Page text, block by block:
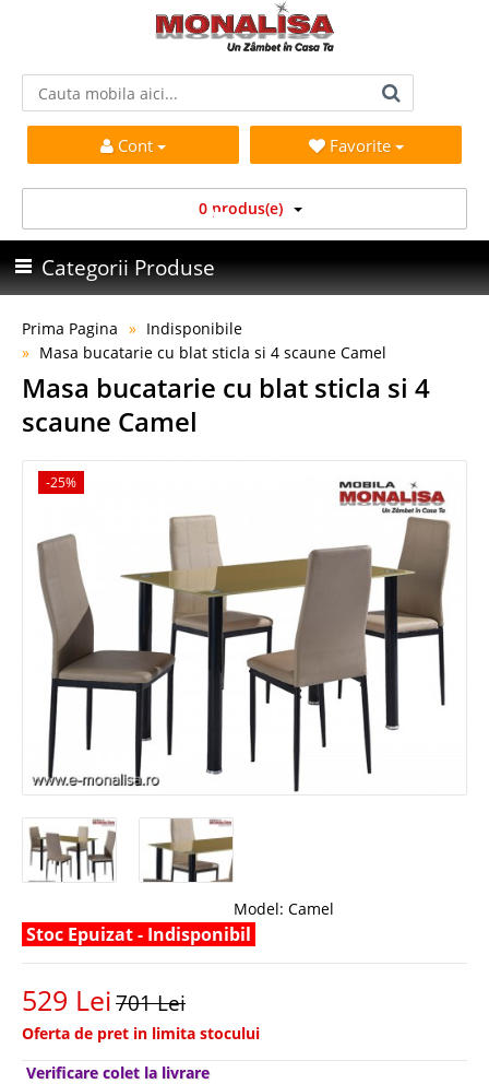
Cont Favorite
0 produs(e)
Categorii Produse
Prima Pagina
Indisponibile
Masa bucatarie cu blat sticla si 4 scaune Camel
Masa bucatarie cu blat sticla si 4
scaune Camel
-25%
Model: Camel
Stoc Epuizat - Indisponibil
529 Lei701 Lei
Oferta de pret in limita stocului
Verificare colet la livrare